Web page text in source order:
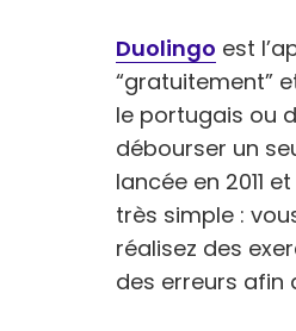
Duolingo est
“gratuitement”
le portugais ou
débourser un
lancée en 2011
très simple :
réalisez des
des erreurs afin